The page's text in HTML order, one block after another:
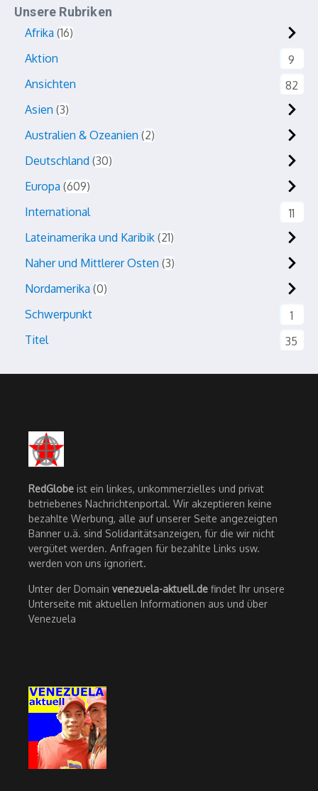
Unsere Rubriken
Afrika 16
Aktion
9
Ansichten
82
Asien 3
Australien & Ozeanien 2
Deutschland 30
Europa 609
International
11
Lateinamerika und Karibik 21
Naher und Mittlerer Osten 3
Nordamerika 0
Schwerpunkt
1
Titel
35
RedGlobe ist ein linkes, unkommerzielles und privat
betriebenes Nachrichtenportal. Wir akzeptieren keine
bezahlte Werbung, alle auf unserer Seite angezeigten
Banner u.ä. sind Solidaritätsanzeigen, für die wir nicht
vergütet werden. Anfragen für bezahlte Links usw.
werden von uns ignoriert.
Unter der Domain venezuela-aktuell.de findet Ihr unsere
Unterseite mit aktuellen Informationen aus und über
Venezuela